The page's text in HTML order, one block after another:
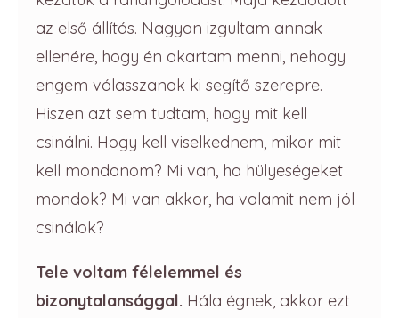
az első állítás. Nagyon izgultam annak
ellenére, hogy én akartam menni, nehogy
engem válasszanak ki segítő szerepre.
Hiszen azt sem tudtam, hogy mit kell
csinálni. Hogy kell viselkednem, mikor mit
kell mondanom? Mi van, ha hülyeségeket
mondok? Mi van akkor, ha valamit nem jól
csinálok?
Tele voltam félelemmel és
bizonytalansággal. Hála égnek, akkor ezt